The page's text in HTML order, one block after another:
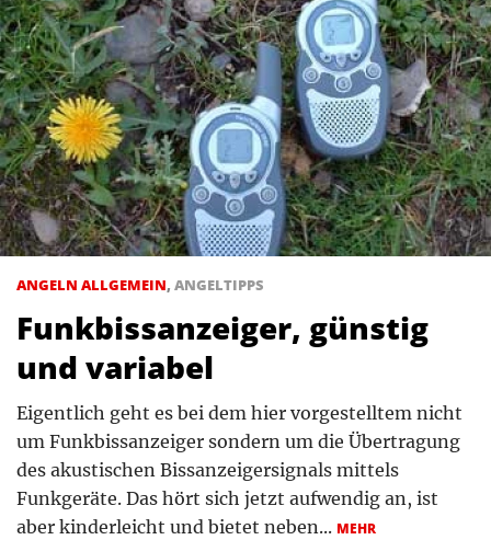
ANGELN ALLGEMEIN, ANGELTIPPS
Funkbissanzeiger, günstig
und variabel
Eigentlich geht es bei dem hier vorgestelltem nicht
um Funkbissanzeiger sondern um die Übertragung
des akustischen Bissanzeigersignals mittels
Funkgeräte. Das hört sich jetzt aufwendig an, ist
aber kinderleicht und bietet neben... MEHR